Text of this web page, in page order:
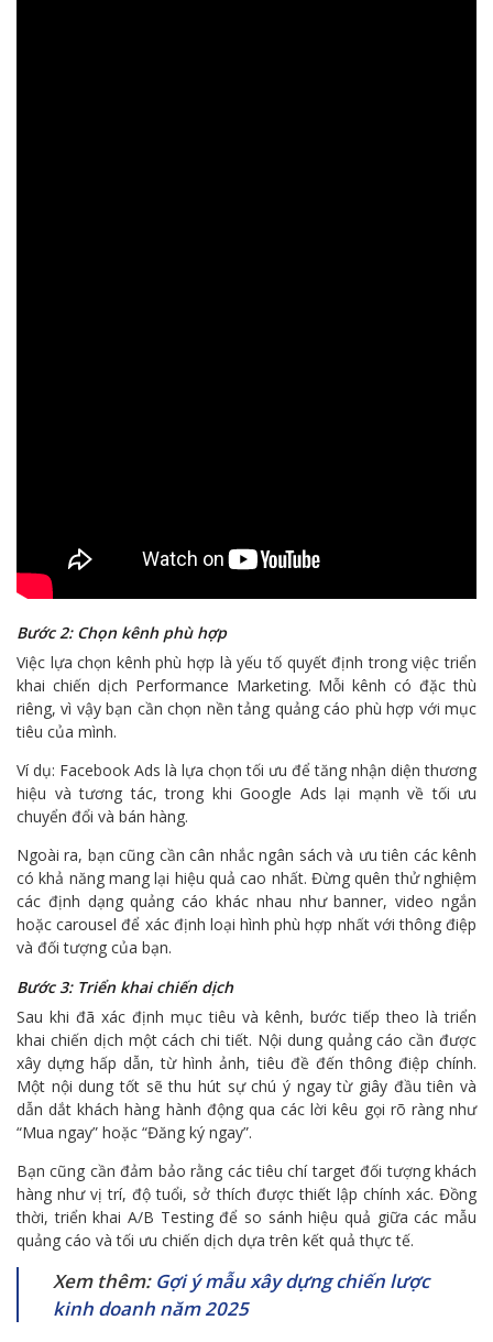
Bước 2: Chọn kênh phù hợp
Việc lựa chọn kênh phù hợp là yếu tố quyết định trong việc triển
khai chiến dịch Performance Marketing. Mỗi kênh có đặc thù
riêng, vì vậy bạn cần chọn nền tảng quảng cáo phù hợp với mục
tiêu của mình.
Ví dụ: Facebook Ads là lựa chọn tối ưu để tăng nhận diện thương
hiệu và tương tác, trong khi Google Ads lại mạnh về tối ưu
chuyển đổi và bán hàng.
Ngoài ra, bạn cũng cần cân nhắc ngân sách và ưu tiên các kênh
có khả năng mang lại hiệu quả cao nhất. Đừng quên thử nghiệm
các định dạng quảng cáo khác nhau như banner, video ngắn
hoặc carousel để xác định loại hình phù hợp nhất với thông điệp
và đối tượng của bạn.
Bước 3: Triển khai chiến dịch
Sau khi đã xác định mục tiêu và kênh, bước tiếp theo là triển
khai chiến dịch một cách chi tiết. Nội dung quảng cáo cần được
xây dựng hấp dẫn, từ hình ảnh, tiêu đề đến thông điệp chính.
Một nội dung tốt sẽ thu hút sự chú ý ngay từ giây đầu tiên và
dẫn dắt khách hàng hành động qua các lời kêu gọi rõ ràng như
“Mua ngay” hoặc “Đăng ký ngay”.
Bạn cũng cần đảm bảo rằng các tiêu chí target đối tượng khách
hàng như vị trí, độ tuổi, sở thích được thiết lập chính xác. Đồng
thời, triển khai A/B Testing để so sánh hiệu quả giữa các mẫu
quảng cáo và tối ưu chiến dịch dựa trên kết quả thực tế.
Xem thêm: Gợi ý mẫu xây dựng chiến lược
kinh doanh năm 2025